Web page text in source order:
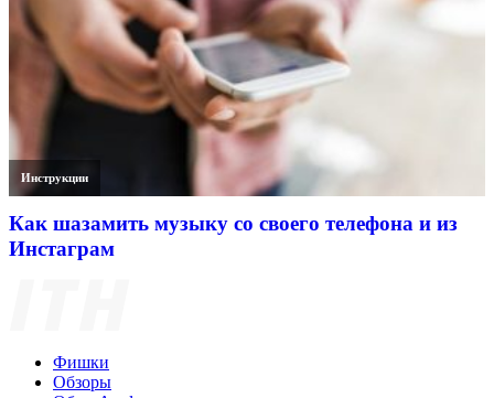
Инструкции
Как шазамить музыку со своего телефона и из
Инстаграм
Фишки
Обзоры